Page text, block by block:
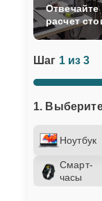
Шаг 1 из 3
1.
Ноутбук
Смарт-
часы
расчет